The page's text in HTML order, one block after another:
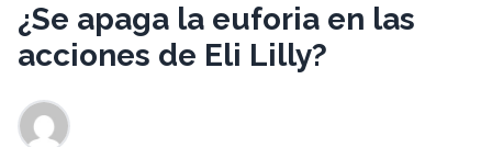
¿Se apaga la euforia en las
acciones de Eli Lilly?